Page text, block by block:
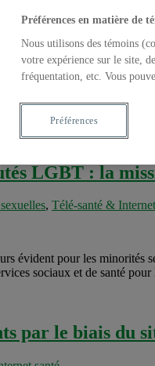
de recherche ,
en plus appel au concept
et sa sexualité. Par le biais
LGBT : la
, Télé-santé &
évident pour les
sociaux et de santé
par le biais du
Préférences en matière de
Nous utilisons des témoins
votre expérience sur le site,
fréquentation, etc. Vous
Préférences